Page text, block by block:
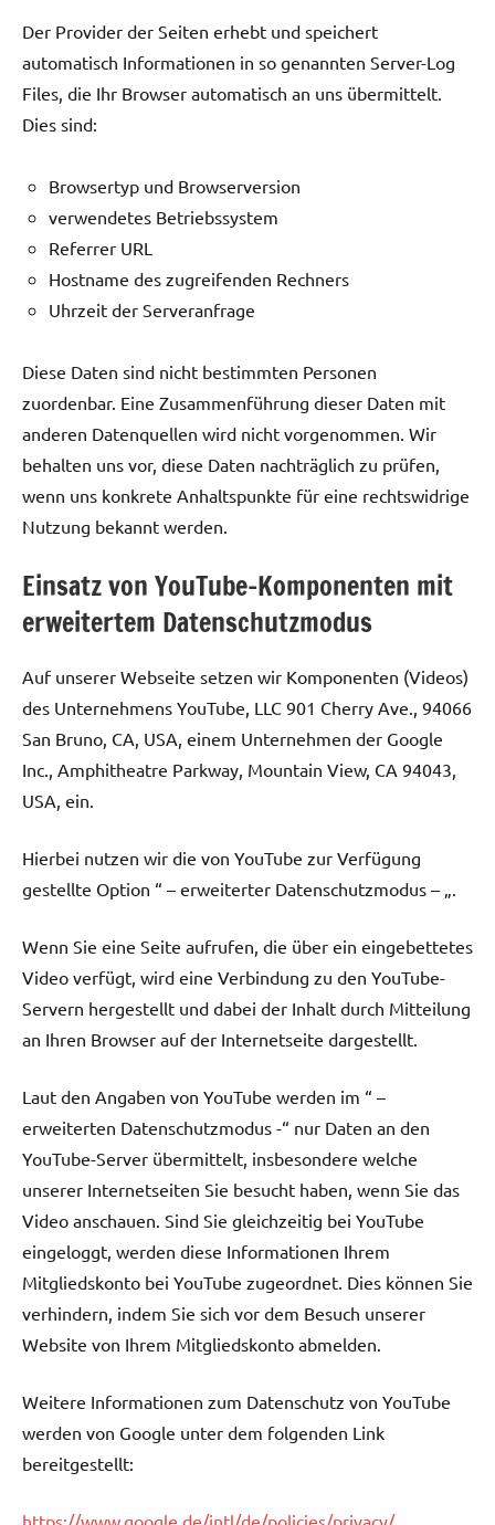
Der Provider der Seiten erhebt und speichert
automatisch Informationen in so genannten Server-Log
Files, die Ihr Browser automatisch an uns übermittelt.
Dies sind:
Browsertyp und Browserversion
verwendetes Betriebssystem
Referrer URL
Hostname des zugreifenden Rechners
Uhrzeit der Serveranfrage
Diese Daten sind nicht bestimmten Personen
zuordenbar. Eine Zusammenführung dieser Daten mit
anderen Datenquellen wird nicht vorgenommen. Wir
behalten uns vor, diese Daten nachträglich zu prüfen,
wenn uns konkrete Anhaltspunkte für eine rechtswidrige
Nutzung bekannt werden.
Einsatz von YouTube-Komponenten mit
erweitertem Datenschutzmodus
Auf unserer Webseite setzen wir Komponenten (Videos)
des Unternehmens YouTube, LLC 901 Cherry Ave., 94066
San Bruno, CA, USA, einem Unternehmen der Google
Inc., Amphitheatre Parkway, Mountain View, CA 94043,
USA, ein.
Hierbei nutzen wir die von YouTube zur Verfügung
gestellte Option “ – erweiterter Datenschutzmodus – „.
Wenn Sie eine Seite aufrufen, die über ein eingebettetes
Video verfügt, wird eine Verbindung zu den YouTube-
Servern hergestellt und dabei der Inhalt durch Mitteilung
an Ihren Browser auf der Internetseite dargestellt.
Laut den Angaben von YouTube werden im “ –
erweiterten Datenschutzmodus -“ nur Daten an den
YouTube-Server übermittelt, insbesondere welche
unserer Internetseiten Sie besucht haben, wenn Sie das
Video anschauen. Sind Sie gleichzeitig bei YouTube
eingeloggt, werden diese Informationen Ihrem
Mitgliedskonto bei YouTube zugeordnet. Dies können Sie
verhindern, indem Sie sich vor dem Besuch unserer
Website von Ihrem Mitgliedskonto abmelden.
Weitere Informationen zum Datenschutz von YouTube
werden von Google unter dem folgenden Link
bereitgestellt:
https://www.google.de/intl/de/policies/privacy/